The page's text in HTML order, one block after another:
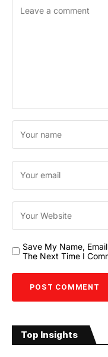
Save My Name,
The Next Time I
Top Insights